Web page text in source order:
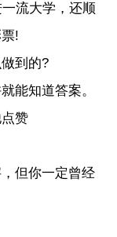
流大学，还顺
!
到的?
知道答案。
赞
但你一定曾经